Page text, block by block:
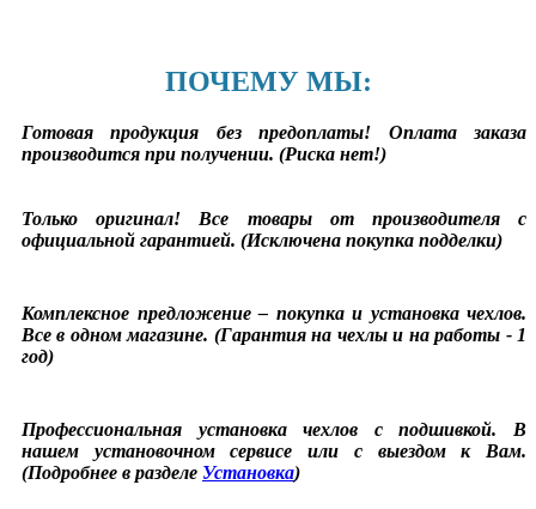
ПОЧЕМУ МЫ:
Готовая продукция без предоплаты! Оплата заказа
производится при получении. (Риска нет!)
Только оригинал! Все товары от производителя с
официальной гарантией. (Исключена покупка подделки)
Комплексное предложение – покупка и установка чехлов.
Все в одном магазине. (Гарантия на чехлы и на работы - 1
год)
Профессиональная установка чехлов с подшивкой. В
нашем установочном сервисе или с выездом к Вам.
(Подробнее в разделе Установка)